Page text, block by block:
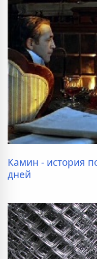
Камин - история
дней